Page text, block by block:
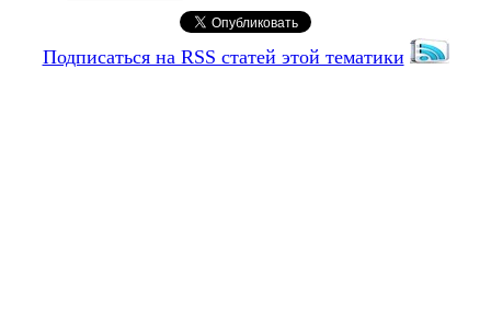
Подписаться на RSS статей этой тематики